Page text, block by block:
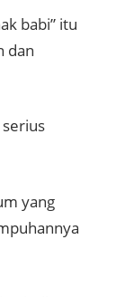
babi” itu
dan
yang